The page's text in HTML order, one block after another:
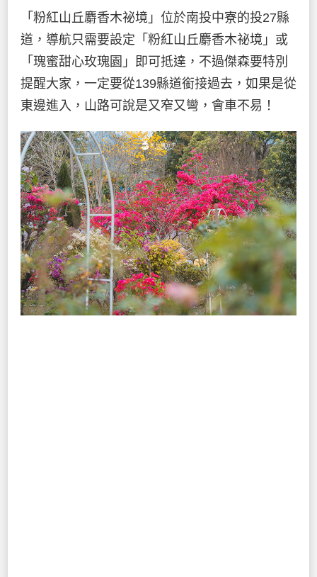
「粉紅山丘麝香木祕境」位於南投中寮的投27縣
道，導航只需要設定「粉紅山丘麝香木祕境」或
「瑰蜜甜心玫瑰園」即可抵達，不過傑森要特別
提醒大家，一定要從139縣道銜接過去，如果是從
東邊進入，山路可說是又窄又彎，會車不易！